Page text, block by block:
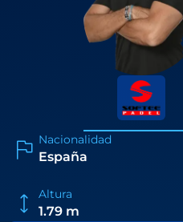
Nacionalidad
España
Altura
1.79 m